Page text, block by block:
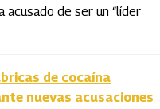
acusado de ser un “líder
de cocaína
nuevas acusaciones